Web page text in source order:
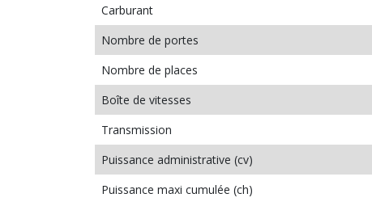
Carburant
Nombre de portes
Nombre de places
Boîte de vitesses
Transmission
Puissance administrative (cv)
Puissance maxi cumulée (ch)